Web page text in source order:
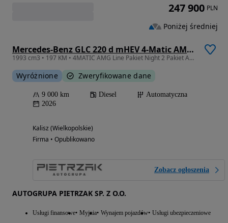
Mercedes-Benz GLC 220 d mHEV 4-Matic AMG Line
1993 cm3 • 197 KM • 4MATIC AMG Line Pakiet Night 2 Pakiet Advanced Plus Salon Polska FV2
Wyróżnione Zweryfikowane dane
9 000 km Diesel
Automatyczna
2026
Kalisz (Wielkopolskie)
Firma • Opublikowano
Zobacz ogłoszenia
AUTOGRUPA PIETRZAK SP. Z O.O.
Usługi finansowe Myjnia Wynajem pojazdów Usługi ubezpieczeniowe
247 900 PLN
Poniżej średniej